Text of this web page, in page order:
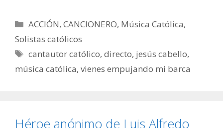
Categorías
ACCIÓN,CANCIONERO, Música Católica,
Solistas católicos
Etiquetas
cantautor católico,directo, jesús cabello,
música católica, vienes empujando mi barca
Héroe anónimo de Luis Alfredo